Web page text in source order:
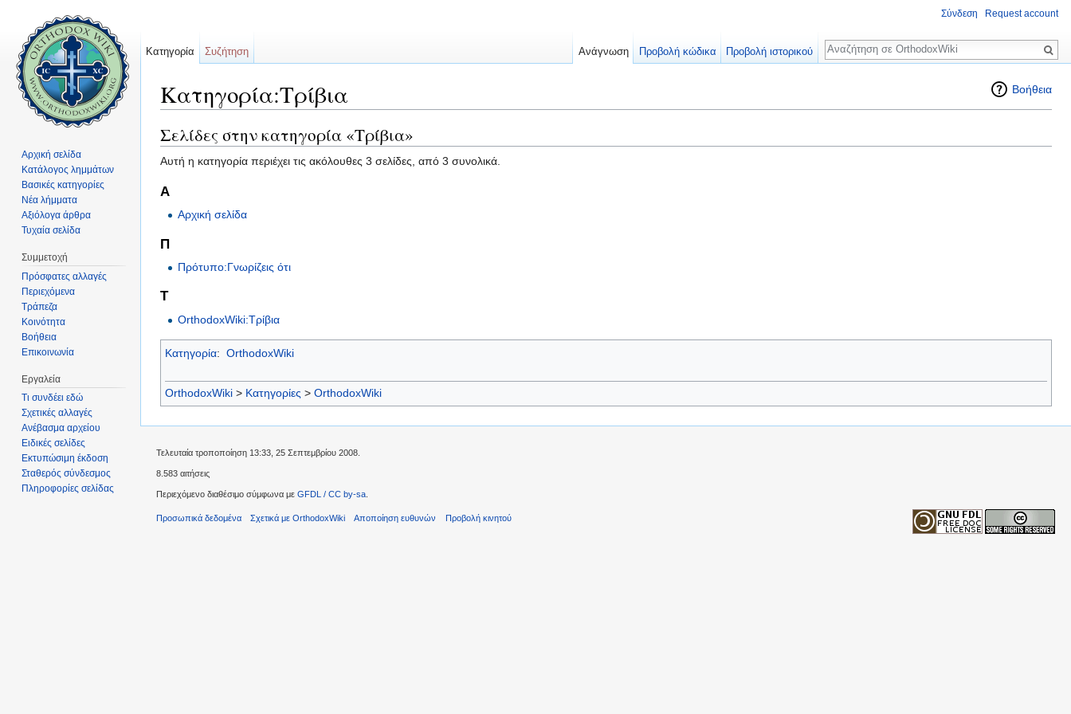
Βοήθεια
Κατηγορία:Τρίβια
Σελίδες στην κατηγορία «Τρίβια»
Αυτή η κατηγορία περιέχει τις ακόλουθες 3 σελίδες, από 3 συνολικά.
Α
Αρχική σελίδα
Π
Πρότυπο:Γνωρίζεις ότι
Τ
OrthodoxWiki:Τρίβια
Κατηγορία: OrthodoxWiki
OrthodoxWiki > Κατηγορίες > OrthodoxWiki
Σύνδεση Request account
Κατηγορία Συζήτηση Ανάγνωση Προβολή κώδικα Προβολή ιστορικού
Αναζήτηση
Αρχική σελίδα
Κατάλογος λημμάτων
Βασικές κατηγορίες
Νέα λήμματα
Αξιόλογα άρθρα
Τυχαία σελίδα
Συμμετοχή
Πρόσφατες αλλαγές
Περιεχόμενα
Τράπεζα
Κοινότητα
Βοήθεια
Επικοινωνία
Εργαλεία
Τι συνδέει εδώ
Σχετικές αλλαγές
Ανέβασμα αρχείου
Ειδικές σελίδες
Εκτυπώσιμη έκδοση
Σταθερός σύνδεσμος
Πληροφορίες σελίδας
Τελευταία τροποποίηση 13:33, 25 Σεπτεμβρίου 2008.
8.583 αιτήσεις
Περιεχόμενο διαθέσιμο σύμφωνα με GFDL / CC by-sa
Προσωπικά δεδομένα Σχετικά με OrthodoxWiki Αποποίηση ευθυνών Προβολή κινητού